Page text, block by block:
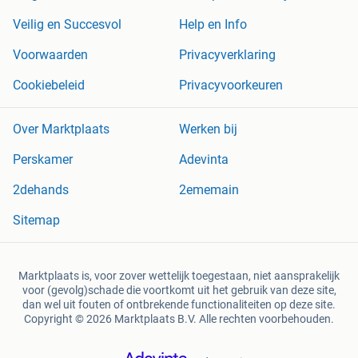
Veilig en Succesvol
Help en Info
Voorwaarden
Privacyverklaring
Cookiebeleid
Privacyvoorkeuren
Over Marktplaats
Werken bij
Perskamer
Adevinta
2dehands
2ememain
Sitemap
Marktplaats is, voor zover wettelijk toegestaan, niet aansprakelijk
voor (gevolg)schade die voortkomt uit het gebruik van deze site,
dan wel uit fouten of ontbrekende functionaliteiten op deze site.
Copyright © 2026 Marktplaats B.V. Alle rechten voorbehouden.